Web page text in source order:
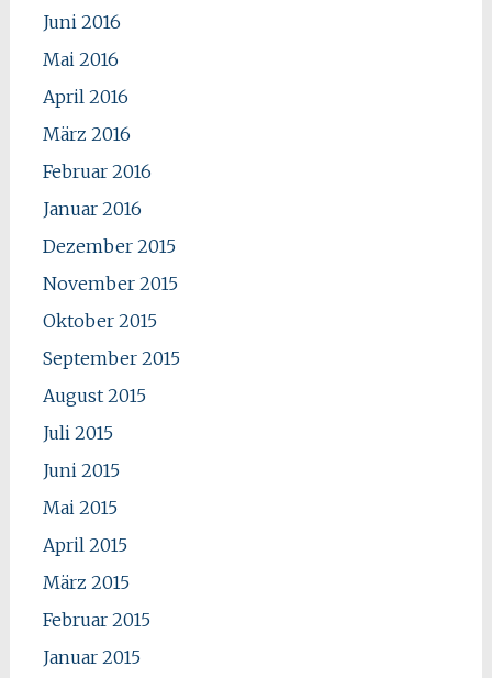
Juni 2016
Mai 2016
April 2016
März 2016
Februar 2016
Januar 2016
Dezember 2015
November 2015
Oktober 2015
September 2015
August 2015
Juli 2015
Juni 2015
Mai 2015
April 2015
März 2015
Februar 2015
Januar 2015